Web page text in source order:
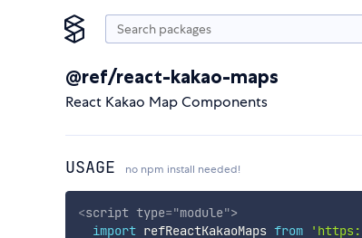
@ref/react-kakao-maps
React Kakao Map Components
USAGE no npm install needed!
<script type="module">
import refReactKakaoMaps from